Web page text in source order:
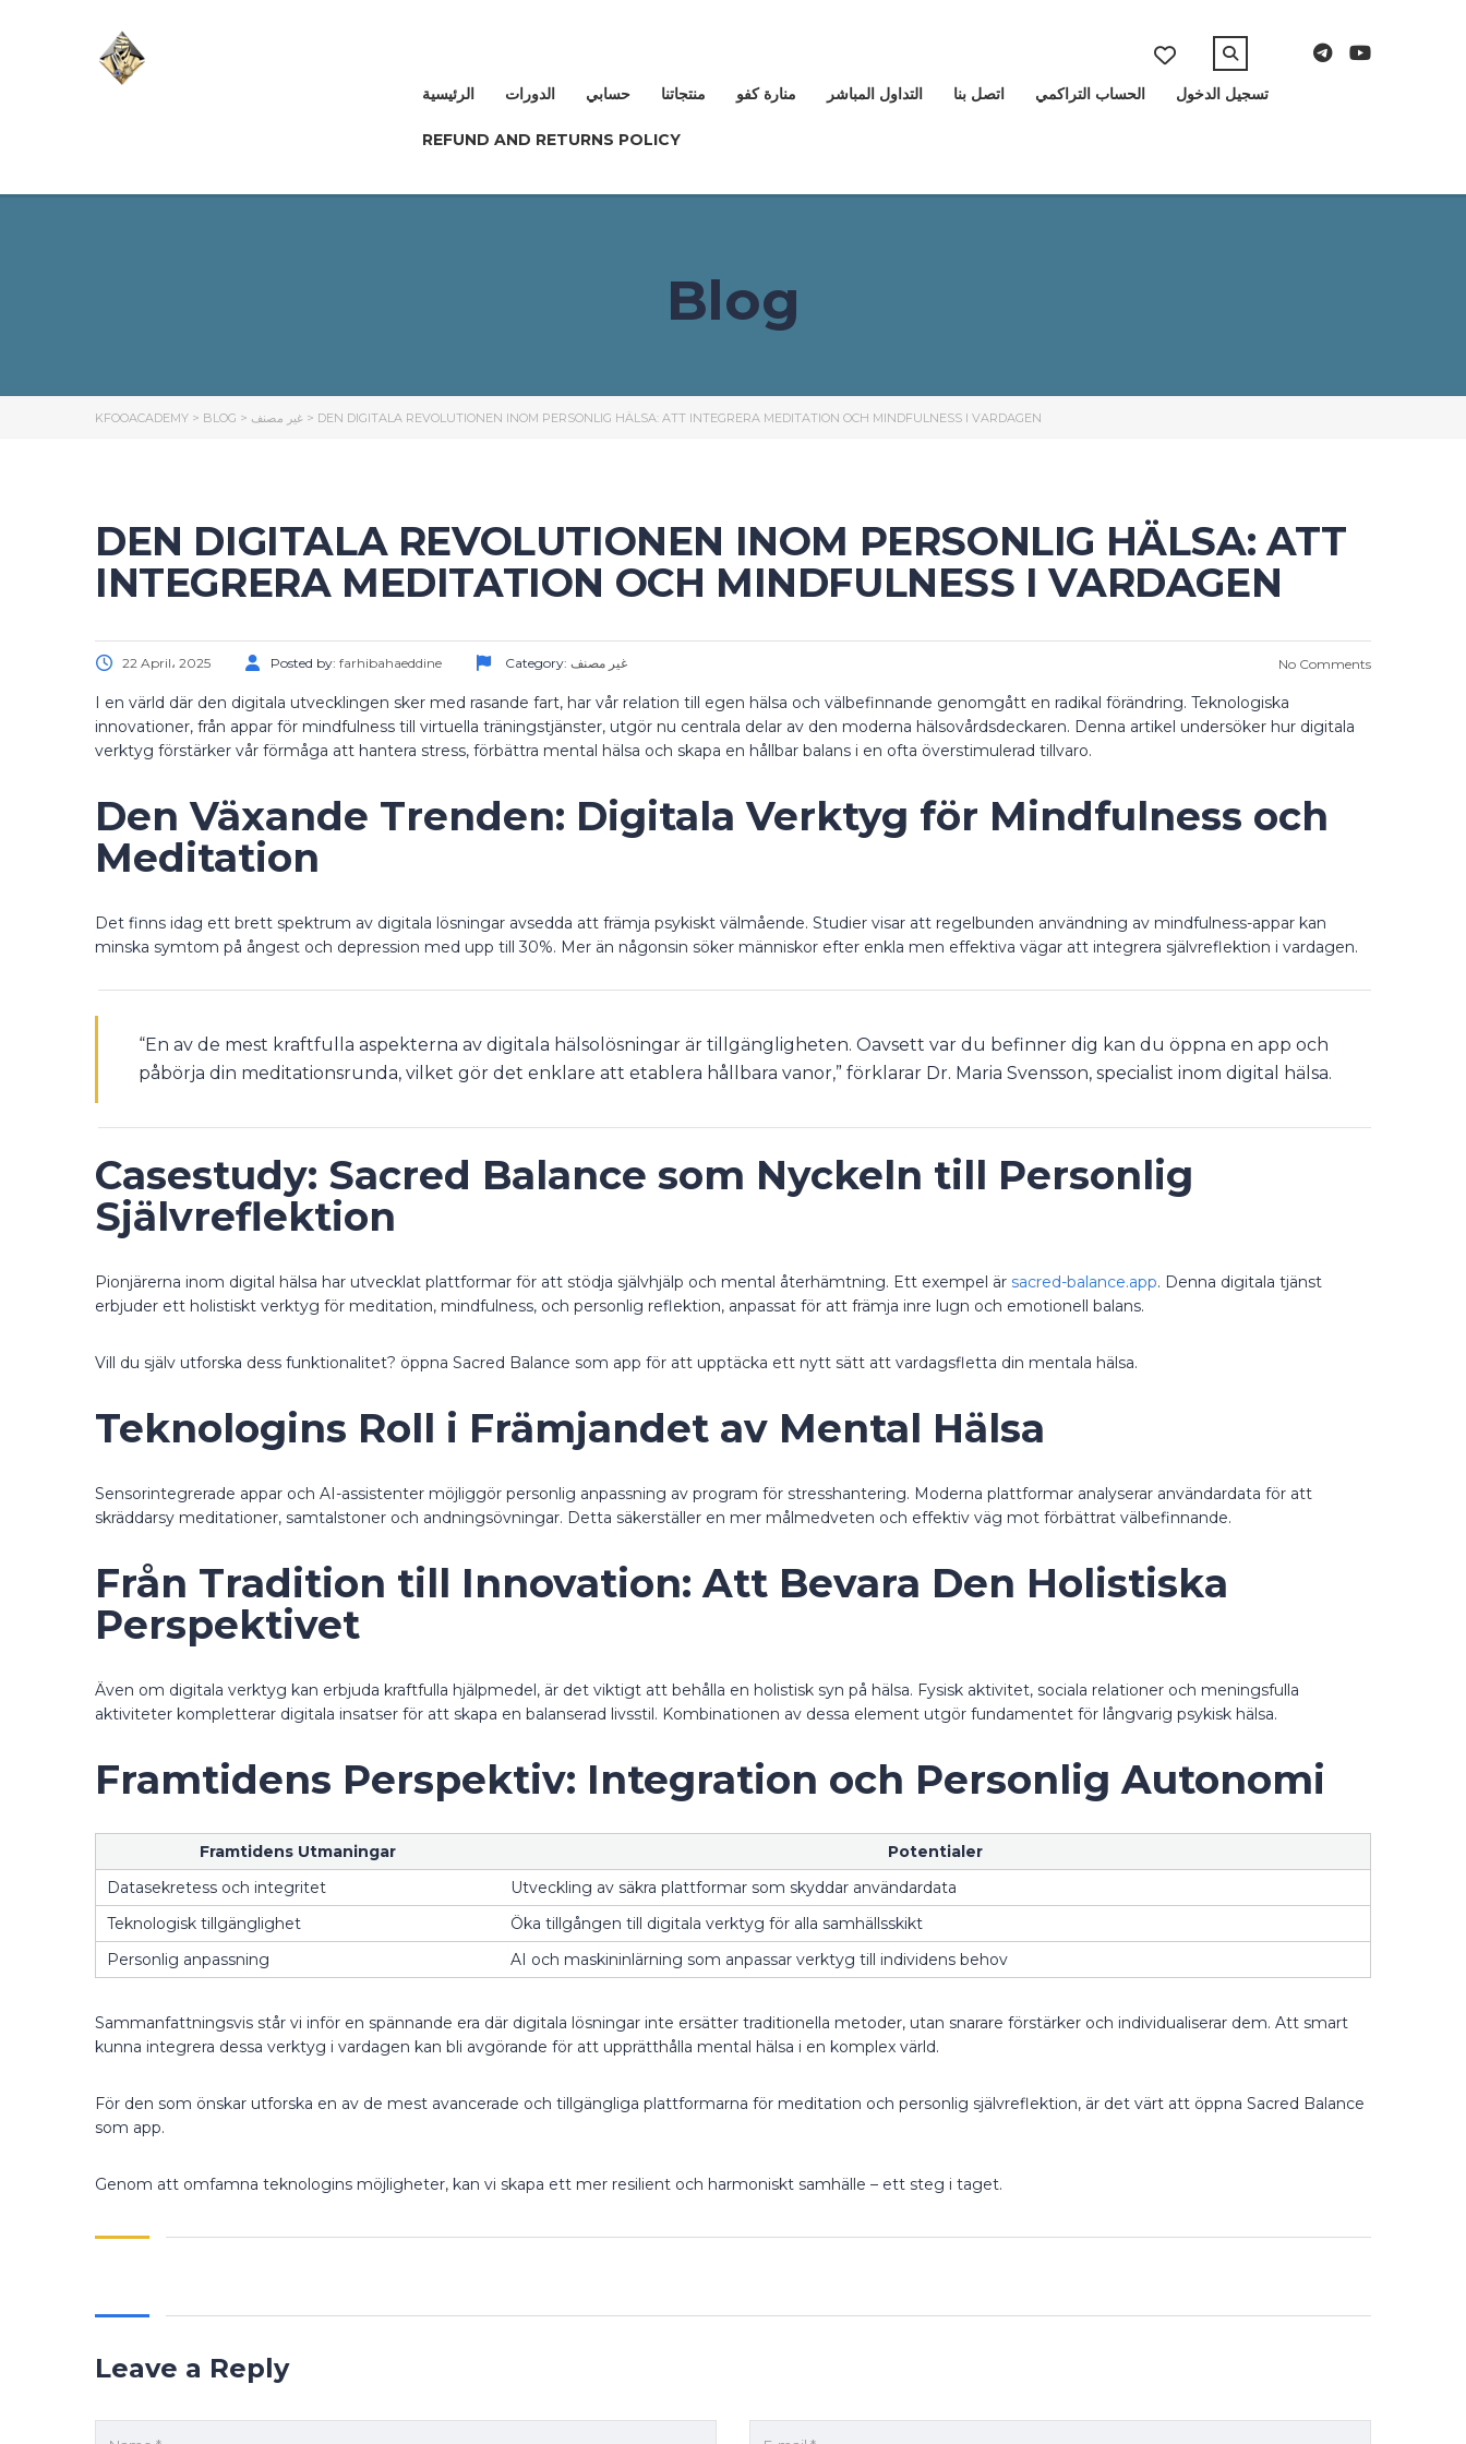
الرئيسية الدورات حسابي منتجاتنا منارة كفو التداول المباشر اتصل بنا الحساب التراكمي تسجيل الدخول
REFUND AND RETURNS POLICY
Blog
KFOOACADEMY > BLOG > غير مصنف > DEN DIGITALA REVOLUTIONEN INOM PERSONLIG HÄLSA: ATT INTEGRERA MEDITATION OCH MINDFULNESS I VARDAGEN
DEN DIGITALA REVOLUTIONEN INOM PERSONLIG HÄLSA: ATT
INTEGRERA MEDITATION OCH MINDFULNESS I VARDAGEN
22 April، 2025 Posted by: farhibahaeddine Category: غير مصنف No Comments
I en värld där den digitala utvecklingen sker med rasande fart, har vår relation till egen hälsa och välbefinnande genomgått en radikal förändring. Teknologiska
innovationer, från appar för mindfulness till virtuella träningstjänster, utgör nu centrala delar av den moderna hälsovårdsdeckaren. Denna artikel undersöker hur digitala
verktyg förstärker vår förmåga att hantera stress, förbättra mental hälsa och skapa en hållbar balans i en ofta överstimulerad tillvaro.
Den Växande Trenden: Digitala Verktyg för Mindfulness och
Meditation
Det finns idag ett brett spektrum av digitala lösningar avsedda att främja psykiskt välmående. Studier visar att regelbunden användning av mindfulness-appar kan
minska symtom på ångest och depression med upp till 30%. Mer än någonsin söker människor efter enkla men effektiva vägar att integrera självreflektion i vardagen.
“En av de mest kraftfulla aspekterna av digitala hälsolösningar är tillgängligheten. Oavsett var du befinner dig kan du öppna en app och
påbörja din meditationsrunda, vilket gör det enklare att etablera hållbara vanor,” förklarar Dr. Maria Svensson, specialist inom digital hälsa.
Casestudy: Sacred Balance som Nyckeln till Personlig
Självreflektion
Pionjärerna inom digital hälsa har utvecklat plattformar för att stödja självhjälp och mental återhämtning. Ett exempel är sacred-balance.app. Denna digitala tjänst
erbjuder ett holistiskt verktyg för meditation, mindfulness, och personlig reflektion, anpassat för att främja inre lugn och emotionell balans.
Vill du själv utforska dess funktionalitet? öppna Sacred Balance som app för att upptäcka ett nytt sätt att vardagsfletta din mentala hälsa.
Teknologins Roll i Främjandet av Mental Hälsa
Sensorintegrerade appar och AI-assistenter möjliggör personlig anpassning av program för stresshantering. Moderna plattformar analyserar användardata för att
skräddarsy meditationer, samtalstoner och andningsövningar. Detta säkerställer en mer målmedveten och effektiv väg mot förbättrat välbefinnande.
Från Tradition till Innovation: Att Bevara Den Holistiska
Perspektivet
Även om digitala verktyg kan erbjuda kraftfulla hjälpmedel, är det viktigt att behålla en holistisk syn på hälsa. Fysisk aktivitet, sociala relationer och meningsfulla
aktiviteter kompletterar digitala insatser för att skapa en balanserad livsstil. Kombinationen av dessa element utgör fundamentet för långvarig psykisk hälsa.
Framtidens Perspektiv: Integration och Personlig Autonomi
Framtidens Utmaningar
Potentialer
Datasekretess och integritet
Utveckling av säkra plattformar som skyddar användardata
Teknologisk tillgänglighet
Öka tillgången till digitala verktyg för alla samhällsskikt
Personlig anpassning
AI och maskininlärning som anpassar verktyg till individens behov
Sammanfattningsvis står vi inför en spännande era där digitala lösningar inte ersätter traditionella metoder, utan snarare förstärker och individualiserar dem. Att smart
kunna integrera dessa verktyg i vardagen kan bli avgörande för att upprätthålla mental hälsa i en komplex värld.
För den som önskar utforska en av de mest avancerade och tillgängliga plattformarna för meditation och personlig självreflektion, är det värt att öppna Sacred Balance
som app.
Genom att omfamna teknologins möjligheter, kan vi skapa ett mer resilient och harmoniskt samhälle – ett steg i taget.
Leave a Reply